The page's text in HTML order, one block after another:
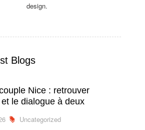
design.
Blogs
Nice : retrouver
et le dialogue à deux
Uncategorized